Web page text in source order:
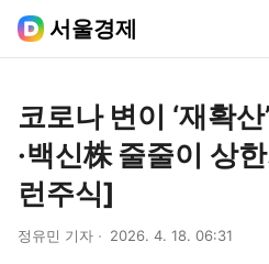
서울경제
코로나 변이 ‘재확
·백신株 줄줄이 상
런주식]
정유민 기자 2026. 4. 18. 06:31